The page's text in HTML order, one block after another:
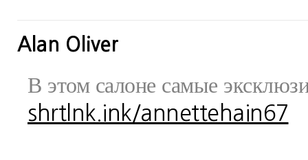
Alan Oliver
В этом салоне самые
shrtlnk.ink/annettehain67